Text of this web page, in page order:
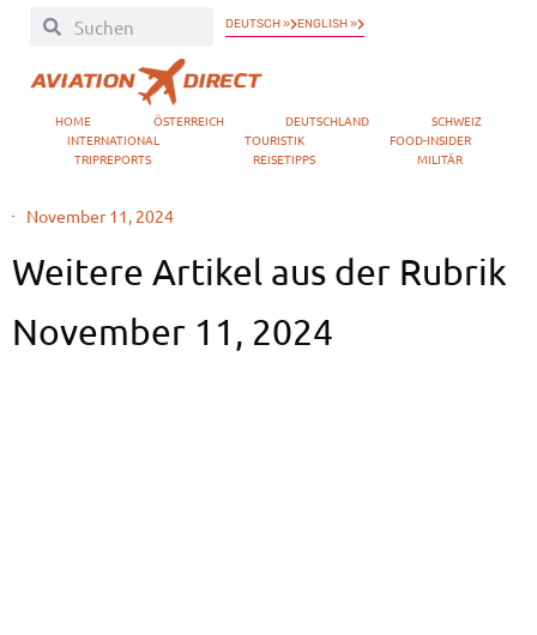
DEUTSCH » ENGLISH »
HOME ÖSTERREICH DEUTSCHLAND
SCHWEIZ
INTERNATIONAL
TOURISTIK
FOOD-INSIDER
TRIPREPORTS
REISETIPPS MILITÄR
November 11, 2024
Weitere Artikel aus der Rubrik
November 11, 2024